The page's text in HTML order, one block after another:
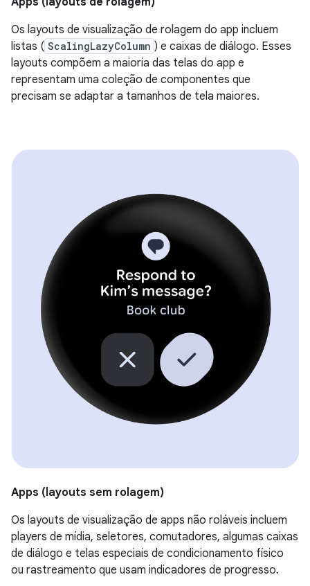
Os layouts de visualização de rolagem do app incluem
listas ( ScalingLazyColumn ) e caixas de diálogo. Esses
layouts compõem a maioria das telas do app e
representam uma coleção de componentes que
precisam se adaptar a tamanhos de tela maiores.
Apps (layouts sem rolagem)
Os layouts de visualização de apps não roláveis incluem
players de mídia, seletores, comutadores, algumas caixas
de diálogo e telas especiais de condicionamento físico
ou rastreamento que usam indicadores de progresso.